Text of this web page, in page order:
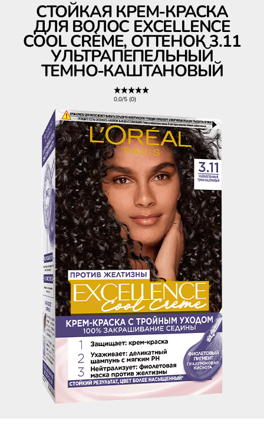
СТОЙКАЯ КРЕМ-КРАСКА
ДЛЯ ВОЛОС EXCELLENCE
COOL CRÈME, ОТТЕНОК 3.11
УЛЬТРАПЕПЕЛЬНЫЙ
ТЕМНО-КАШТАНОВЫЙ
0,0/5 (0)